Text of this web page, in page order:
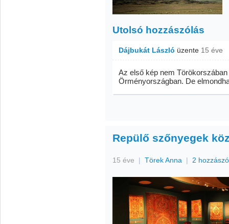
Utolsó hozzászólás
Dájbukát László üzente 15 éve
Az első kép nem
Örményországban. De
Repülő szőnyegek
15 éve | Törek Anna | 2